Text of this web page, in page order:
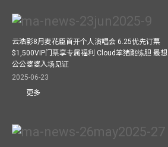
云浩影8月麦花臣首开个人演唱会 6.25优先订票
$1,500VIP门票享专属福利 Cloud笨猪跳练胆 最想
公公婆婆入场见证
2025-06-23
更多